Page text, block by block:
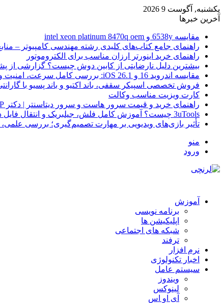
یکشنبه, آگوست 9 2026
آخرین خبرها
مقایسه 6538y و intel xeon platinum 8470q oem
راهنمای جامع کتاب‌های کلیدی رشته مهندسی کامپیوتر –
راهنمای خرید اینورتر ارزان مناسب برای الکتروموتور
بیشترین دلیل نارضایتی از کابین دوش چیست؟ گزارشی از
مقایسه اندروید 16 و iOS 26.1: بررسی کامل سرعت، امنیت و تجربه کاربری
فروش تخصصی اسپیکر سقفی، باند اکتیو و باند پسیو با
کارت ویزیت مناسب وکالت
راهنمای خرید و قیمت سرور هاست و سرور دیتاسنتر | دکتر HP
3uTools چیست؟ آموزش کامل فلش، جیلبریک و انتقال فایل در آیفون
تأثیر بازی‌های ویدیویی بر مهارت تصمیم‌گیری؛ بررسی
منو
ورود
آموزش
برنامه نویسی
اپلیکیشن ها
شبکه های اجتماعی
ترفند
نرم افزار
اخبار تکنولوژی
سیستم عامل
ویندوز
لینوکس
آی او اس